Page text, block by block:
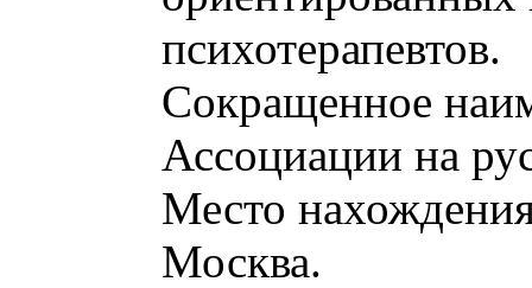
психотерапевтов.
Сокращенное
Ассоциации на
Место
Москва.